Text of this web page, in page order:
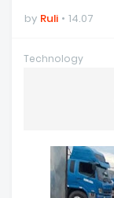
by Ruli 14.07
Technology